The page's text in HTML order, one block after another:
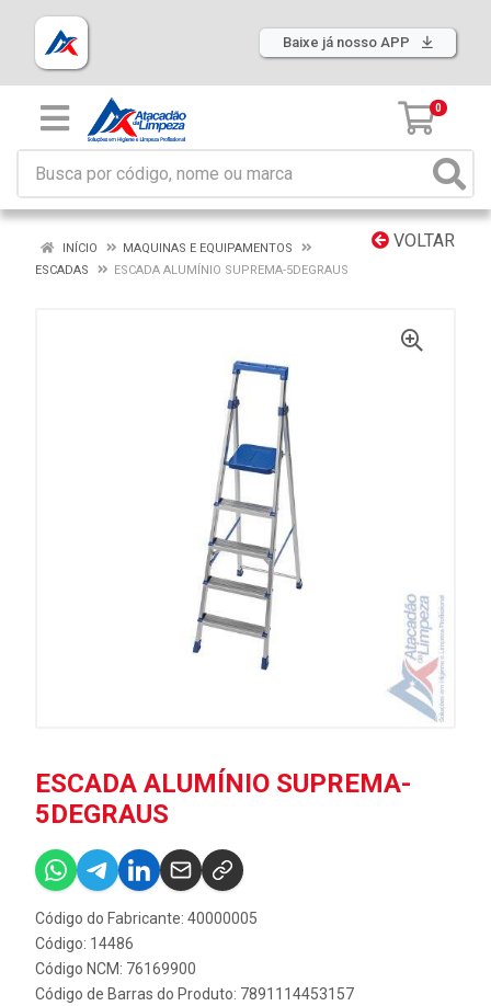
Baixe já nosso APP
0
VOLTAR
INÍCIO
MAQUINAS E EQUIPAMENTOS
ESCADAS
ESCADA ALUMÍNIO SUPREMA-5DEGRAUS
ESCADA ALUMÍNIO SUPREMA-
5DEGRAUS
Código do Fabricante: 40000005
Código: 14486
Código NCM: 76169900
Código de Barras do Produto: 7891114453157